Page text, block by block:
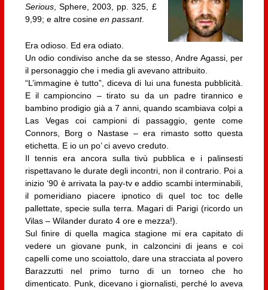
Serious, Sphere, 2003, pp. 325, £
9,99; e altre cosine en passant.
Era odioso. Ed era odiato.
Un odio condiviso anche da se stesso, Andre Agassi, per
il personaggio che i media gli avevano attribuito.
“L’immagine è tutto”, diceva di lui una funesta pubblicità.
E il campioncino – tirato su da un padre tirannico e
bambino prodigio già a 7 anni, quando scambiava colpi a
Las Vegas coi campioni di passaggio, gente come
Connors, Borg o Nastase – era rimasto sotto questa
etichetta. E io un po’ ci avevo creduto.
Il tennis era ancora sulla tivù pubblica e i palinsesti
rispettavano le durate degli incontri, non il contrario. Poi a
inizio ‘90 è arrivata la pay-tv e addio scambi interminabili,
il pomeridiano piacere ipnotico di quel toc toc delle
pallettate, specie sulla terra. Magari di Parigi (ricordo un
Vilas – Wilander durato 4 ore e mezza!).
Sul finire di quella magica stagione mi era capitato di
vedere un giovane punk, in calzoncini di jeans e coi
capelli come uno scoiattolo, dare una stracciata al povero
Barazzutti nel primo turno di un torneo che ho
dimenticato. Punk, dicevano i giornalisti, perché lo aveva